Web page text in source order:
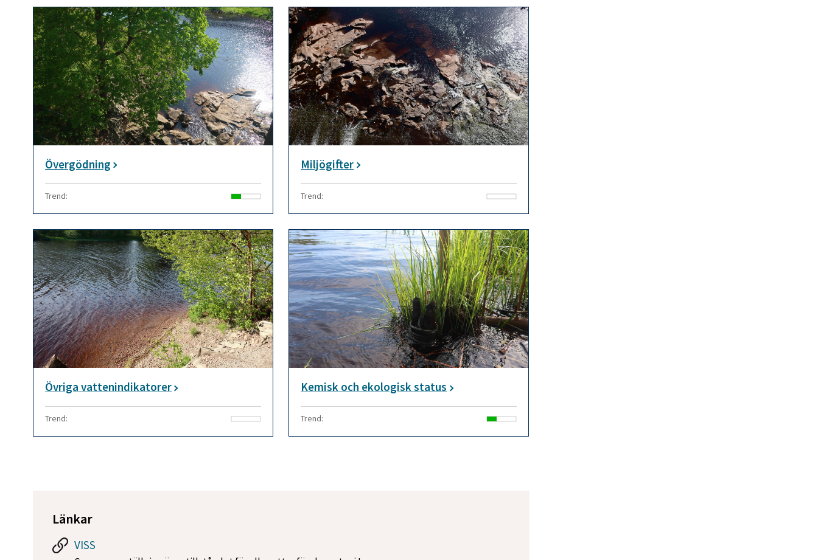
Övergödning
Trend:
Miljögifter
Trend:
Övriga vattenindikatorer
Trend:
Kemisk och ekologisk status
Trend:
Länkar
VISS